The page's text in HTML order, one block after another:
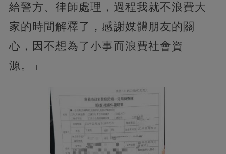
給警方、律師處理，過程我就不浪費大
家的時間解釋了，感謝媒體朋友的關
心，因不想為了小事而浪費社會資
源。」